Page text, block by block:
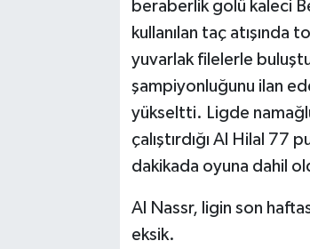
beraberlik golü kaleci
kullanılan taç atışında
yuvarlak filelerle
şampiyonluğunu ilan
yükseltti. Ligde
çalıştırdığı Al Hilal 77
dakikada oyuna dahil
Al Nassr, ligin son
eksik.